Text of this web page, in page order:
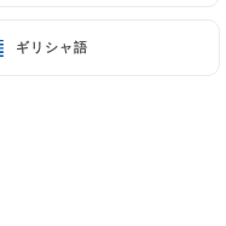
ギリシャ語
ギリシャ語